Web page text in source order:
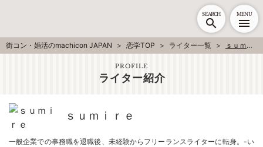
SEARCH MENU
街コン・婚活のmachicon JAPAN 恋学TOP ライター一覧 ｓｕｍｉｒｅ
PROFILE
ライター紹介
ｓｕｍｉｒｅ
一般企業での事務職を退職後、未経験からフリーランスライターに転身。-い